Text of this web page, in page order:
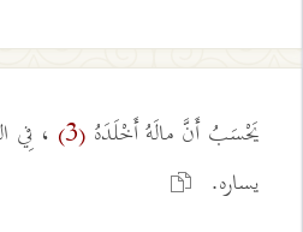
يَحْسَبُ أَنَّ مالَهُ أَخْلَدَهُ(3)
، فِي
يساره.